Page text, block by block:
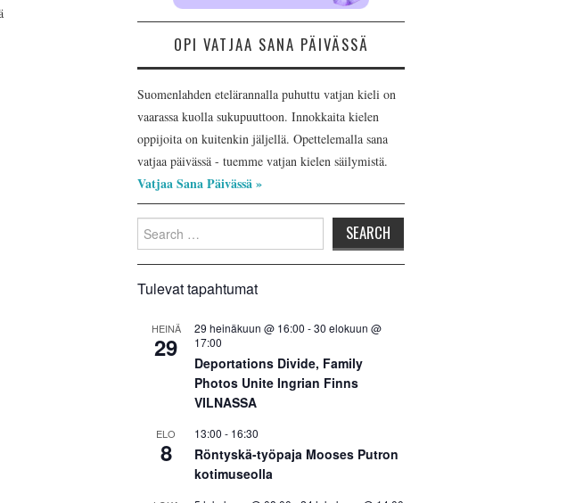
OPI VATJAA SANA PÄIVÄSSÄ
Suomenlahden etelärannalla puhuttu vatjan kieli on
vaarassa kuolla sukupuuttoon. Innokkaita kielen
oppijoita on kuitenkin jäljellä. Opettelemalla sana
vatjaa päivässä - tuemme vatjan kielen säilymistä.
Vatjaa Sana Päivässä »
Search
for:
Tulevat tapahtumat
HEINÄ
29
29 heinäkuun @ 16:00 -30 elokuun @
17:00
Deportations Divide, Family
Photos Unite Ingrian Finns
VILNASSA
ELO
8
13:00 - 16:30
Röntyskä-työpaja Mooses Putron
kotimuseolla